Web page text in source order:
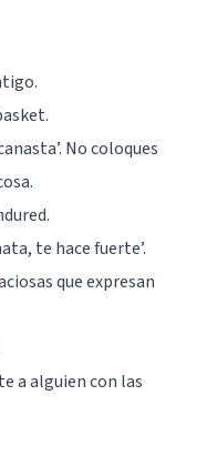
No coloques
te hace fuerte’.
que expresan
a alguien con las